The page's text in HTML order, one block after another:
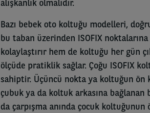
alışkanlık olmalıdır.
Bazı bebek oto koltuğu modelleri,
bu taban üzerinden ISOFIX
kolaylaştırır hem de koltuğu her gün
ölçüde pratiklik sağlar. Çoğu ISOFIX
sahiptir. Üçüncü nokta ya koltuğun ön
çubuk ya da koltuk arkasına
da çarpışma anında çocuk